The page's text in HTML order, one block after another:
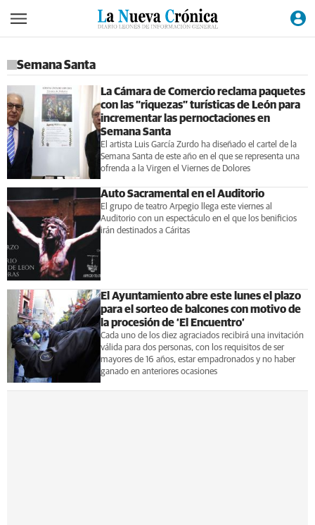
Semana Santa
La Cámara de Comercio reclama paquetes
con las “riquezas” turísticas de León para
incrementar las pernoctaciones en
Semana Santa
El artista Luis García Zurdo ha diseñado el cartel de la
Semana Santa de este año en el que se representa una
ofrenda a la Virgen el Viernes de Dolores
Auto Sacramental en el Auditorio
El grupo de teatro Arpegio llega este viernes al
Auditorio con un espectáculo en el que los benificios
irán destinados a Cáritas
El Ayuntamiento abre este lunes el plazo
para el sorteo de balcones con motivo de
la procesión de ‘El Encuentro’
Cada uno de los diez agraciados recibirá una invitación
válida para dos personas, con los requisitos de ser
mayores de 16 años, estar empadronados y no haber
ganado en anteriores ocasiones